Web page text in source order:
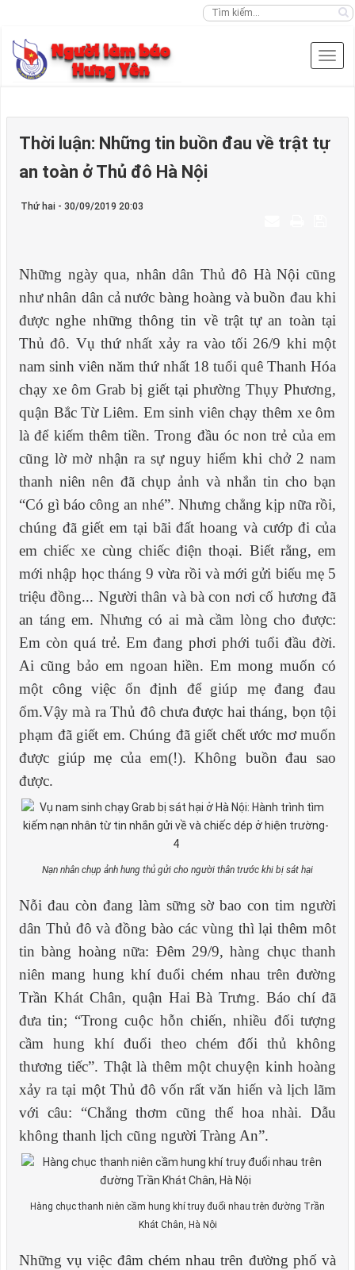
Thời luận: Những tin buồn đau về trật tự
an toàn ở Thủ đô Hà Nội
Thứ hai - 30/09/2019 20:03
Những ngày qua, nhân dân Thủ đô Hà Nội cũng
như nhân dân cả nước bàng hoàng và buồn đau khi
được nghe những thông tin về trật tự an toàn tại
Thủ đô. Vụ thứnhất xảy ra vào tối 26/9 khi một
nam sinh viên năm thứ nhất 18 tuổi quê Thanh Hóa
chạy xe ôm Grab bị giết tại phường Thụy Phương,
quận Bắc Từ Liêm. Em sinh viên chạy thêm xe ôm
là để kiếm thêm tiền. Trong đầu óc non trẻ của em
cũng lờ mờ nhận ra sự nguy hiểm khi chở 2 nam
thanh niên nên đã chụp ảnh và nhắn tin cho bạn
“Có gì báo công an nhé”. Nhưng chẳng kịp nữa rồi,
chúng đã giết em tại bãi đất hoang và cướp đi của
em chiếc xe cùng chiếc điện thoại. Biết rằng, em
mới nhập học tháng 9 vừa rồi và mới gửi biếu mẹ 5
triệu đồng... Người thân và bà con nơi cố hương đã
an táng em. Nhưng có ai mà cầm lòng cho được:
Em còn quá trẻ. Em đang phơi phới tuổi đầu đời.
Ai cũng bảo em ngoan hiền. Em mong muốn có
một công việc ổn định để giúp mẹ đang đau
ốm.Vậy mà ra Thủ đô chưa được hai tháng, bọn tội
phạm đã giết em. Chúng đã giết chết ước mơ muốn
được giúp mẹ của em(!). Không buồn đau sao
được.
Nạn nhân chụp ảnh hung thủ gửi cho người thân trước khi bị sát hại
Nỗi đau còn đang làm sững sờ bao con tim người
dân Thủ đô và đồng bào các vùng thì lại thêm môt
tin bàng hoàng nữa: Đêm 29/9, hàng chục thanh
niên mang hung khí đuổi chém nhau trên đường
Trần Khát Chân, quận HaiBà Trưng. Báo chí đã
đưa tin; “Trong cuộc hỗn chiến, nhiều đối tượng
cầm hung khí đuổi theo chém đối thủ không
thương tiếc”. Thật là thêm một chuyện kinh hoàng
xảy ra tại một Thủ đô vốn rất văn hiến và lịch lãm
với câu: “Chẳng thơm cũng thể hoa nhài. Dẫu
không thanh lịch cũng người Tràng An”.
Hàng chục thanh niên cầm hung khí truy đuổi nhau trên đường Trần
Khát Chân, Hà Nội
Những vụ việc đâm chém nhau trên đường phố và